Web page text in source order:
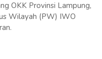
OKK Provinsi Lampung,
Wilayah (PW) IWO